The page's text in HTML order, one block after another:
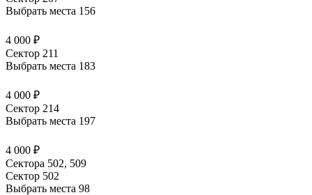
Выбрать места 156
4 000 ₽
Сектор 211
Выбрать места 183
4 000 ₽
Сектор 214
Выбрать места 197
4 000 ₽
Сектора 502, 509
Сектор 502
Выбрать места 98